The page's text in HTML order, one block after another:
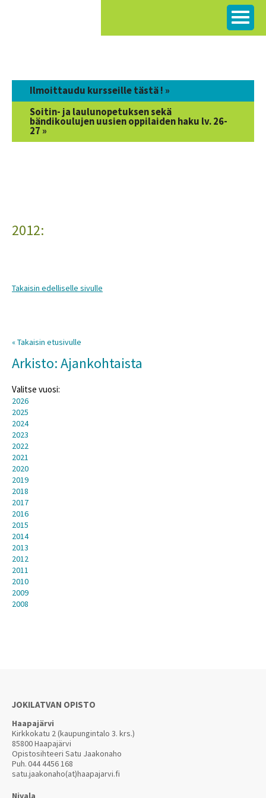
Ilmoittaudu kursseille tästä ! »
Soitin- ja laulunopetuksen sekä
bändikoulujen uusien oppilaiden haku lv. 26-
27 »
2012:
Takaisin edelliselle sivulle
« Takaisin etusivulle
Arkisto: Ajankohtaista
Valitse vuosi:
2026
2025
2024
2023
2022
2021
2020
2019
2018
2017
2016
2015
2014
2013
2012
2011
2010
2009
2008
JOKILATVAN OPISTO
Haapajärvi
Kirkkokatu 2 (kaupungintalo 3. krs.)
85800 Haapajärvi
Opistosihteeri Satu Jaakonaho
Puh.044 4456 168
satu.jaakonaho(at)haapajarvi.fi
Nivala